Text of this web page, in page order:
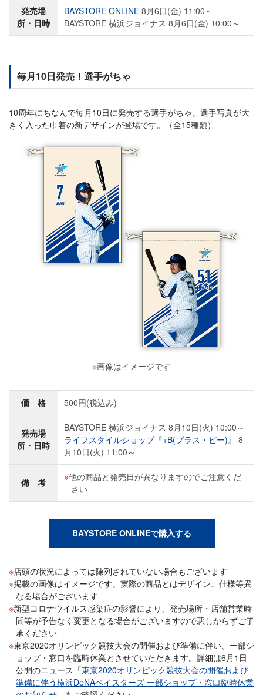
発売場
所・日時
BAYSTORE ONLINE 8月6日(金) 11:00～
BAYSTORE 横浜ジョイナス 8月6日(金) 10:00～
毎月10日発売！選手がちゃ
10周年にちなんで毎月10日に発売する選手がちゃ。選手写真が大
きく入った巾着の新デザインが登場です。（全15種類）
※画像はイメージです
価 格 500円(税込み)
発売場
所・日時
BAYSTORE 横浜ジョイナス 8月10日(火) 10:00～
ライフスタイルショップ『+B(プラス・ビー)』 8
月10日(火) 11:00～
備 考
他の商品と発売日が異なりますのでご注意くだ
さい
BAYSTORE ONLINEで購入する
店頭の状況によっては陳列されていない場合もございます
掲載の画像はイメージです。実際の商品とはデザイン、仕様等異
なる場合がございます
新型コロナウイルス感染症の影響により、発売場所・店舗営業時
間等が予告なく変更となる場合がございますので悪しからずご了
承ください
東京2020オリンピック競技大会の開催および準備に伴い、一部シ
ョップ・窓口を臨時休業とさせていただきます。詳細は6月1日
公開のニュース「東京2020オリンピック競技大会の開催および
準備に伴う横浜DeNAベイスターズ 一部ショップ・窓口臨時休業